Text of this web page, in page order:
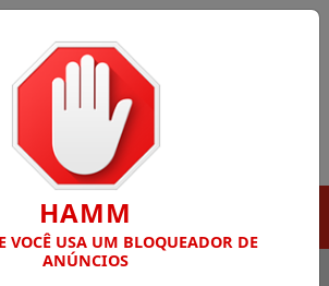
GRANDE COM ATUAÇÃO VOLTADA
HAMM
VOCÊ USA UM BLOQUEADOR DE
ANÚNCIOS